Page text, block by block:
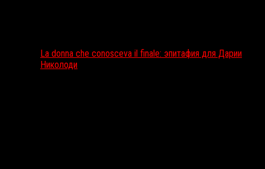
La donna che conosceva il finale: эпитафия для Дарии
Николоди